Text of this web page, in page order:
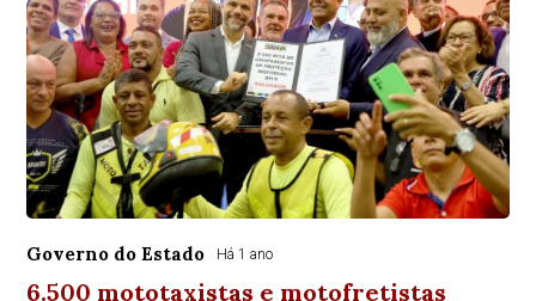
Governo do Estado Há 1 ano
6.500 mototaxistas e motofretistas